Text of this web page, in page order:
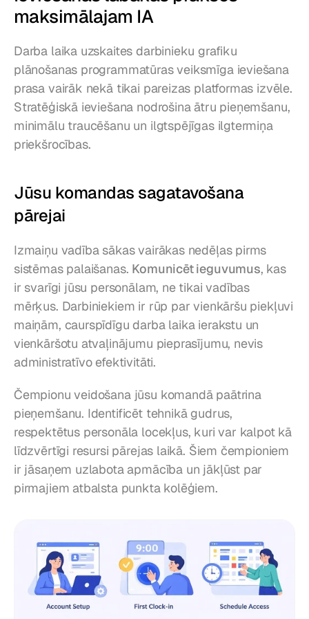
maksimālajam IA
Darba laika uzskaites darbinieku grafiku
plānošanas programmatūras veiksmīga ieviešana
prasa vairāk nekā tikai pareizas platformas izvēle.
Stratēģiskā ieviešana nodrošina ātru pieņemšanu,
minimālu traucēšanu un ilgtspējīgas ilgtermiņa
priekšrocības.
Jūsu komandas sagatavošana
pārejai
Izmaiņu vadība sākas vairākas nedēļas pirms
sistēmas palaišanas. Komunicēt ieguvumus, kas
ir svarīgi jūsu personālam, ne tikai vadības
mērķus. Darbiniekiem ir rūp par vienkāršu piekļuvi
maiņām, caurspīdīgu darba laika ierakstu un
vienkāršotu atvaļinājumu pieprasījumu, nevis
administratīvo efektivitāti.
Čempionu veidošana jūsu komandā paātrina
pieņemšanu. Identificēt tehnikā gudrus,
respektētus personāla locekļus, kuri var kalpot kā
līdzvērtīgi resursi pārejas laikā. Šiem čempioniem
ir jāsaņem uzlabota apmācība un jākļūst par
pirmajiem atbalsta punkta kolēģiem.